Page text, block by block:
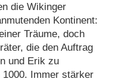
die Wikinger
Kontinent:
Träume, doch
die den Auftrag
und Erik zu
Immer stärker